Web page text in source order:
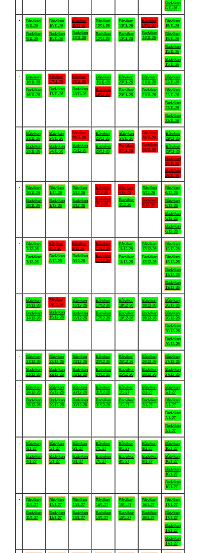
Badviken
8/11-26
Båtviken
9/11-26
Badviken
9/11-26
Båtviken
10/11-26
Badviken
10/11-26
Båtviken
11/11-26
Badviken
11/11-26
Båtviken
12/11-26
Badviken
12/11-26
Båtviken
13/11-26
Badviken
13/11-26
Båtviken
14/11-26
Badviken
14/11-26
Båtviken
15/11-26
Båtviken
15/11-26
Badviken
15/11-26
Badviken
15/11-26
Båtviken
16/11-26
Badviken
16/11-26
Båtviken
17/11-26
Badviken
17/11-26
Båtviken
18/11-26
Badviken
18/11-26
Båtviken
19/11-26
Badviken
19/11-26
Båtviken
20/11-26
Badviken
20/11-26
Båtviken
21/11-26
Badviken
21/11-26
Båtviken
22/11-26
Båtviken
22/11-26
Badviken
22/11-26
Badviken
22/11-26
Båtviken
23/11-26
Badviken
23/11-26
Båtviken
24/11-26
Badviken
24/11-26
Båtviken
25/11-26
Badviken
25/11-26
Båtviken
26/11-26
Badviken
26/11-26
Båtviken
27/11-26
Badviken
27/11-26
Båtviken
28/11-26
Badviken
28/11-26
Båtviken
29/11-26
Båtviken
29/11-26
Badviken
29/11-26
Badviken
29/11-26
Båtviken
30/11-26
Badviken
30/11-26
Båtviken
1/12-26
Badviken
1/12-26
Båtviken
2/12-26
Badviken
2/12-26
Båtviken
3/12-26
Badviken
3/12-26
Båtviken
4/12-26
Badviken
4/12-26
Båtviken
5/12-26
Badviken
5/12-26
Båtviken
6/12-26
Båtviken
6/12-26
Badviken
6/12-26
Badviken
6/12-26
Båtviken
7/12-26
Badviken
7/12-26
Båtviken
8/12-26
Badviken
8/12-26
Båtviken
9/12-26
Badviken
9/12-26
Båtviken
10/12-26
Badviken
10/12-26
Båtviken
11/12-26
Badviken
11/12-26
Båtviken
12/12-26
Badviken
12/12-26
Båtviken
13/12-26
Båtviken
13/12-26
Badviken
13/12-26
Badviken
13/12-26
Båtviken
14/12-26
Badviken
14/12-26
Båtviken
15/12-26
Badviken
15/12-26
Båtviken
16/12-26
Badviken
16/12-26
Båtviken
17/12-26
Badviken
17/12-26
Båtviken
18/12-26
Badviken
18/12-26
Båtviken
19/12-26
Badviken
19/12-26
Båtviken
20/12-26
Båtviken
20/12-26
Badviken
20/12-26
Badviken
20/12-26
Båtviken
21/12-26
Badviken
21/12-26
Båtviken
22/12-26
Badviken
22/12-26
Båtviken
23/12-26
Badviken
23/12-26
Båtviken
24/12-26
Badviken
24/12-26
Båtviken
25/12-26
Badviken
25/12-26
Båtviken
26/12-26
Badviken
26/12-26
Båtviken
27/12-26
Badviken
27/12-26
Båtviken
28/12-26
Badviken
28/12-26
Båtviken
29/12-26
Badviken
29/12-26
Båtviken
30/12-26
Badviken
30/12-26
Båtviken
31/12-26
Badviken
31/12-26
Båtviken
1/1-27
Badviken
1/1-27
Båtviken
2/1-27
Badviken
2/1-27
Båtviken
3/1-27
Båtviken
3/1-27
Badviken
3/1-27
Badviken
3/1-27
Båtviken
4/1-27
Badviken
4/1-27
Båtviken
5/1-27
Badviken
5/1-27
Båtviken
6/1-27
Badviken
6/1-27
Båtviken
7/1-27
Badviken
7/1-27
Båtviken
8/1-27
Badviken
8/1-27
Båtviken
9/1-27
Badviken
9/1-27
Båtviken
10/1-27
Båtviken
10/1-27
Badviken
10/1-27
Badviken
10/1-27
Båtviken
11/1-27
Badviken
11/1-27
Båtviken
12/1-27
Badviken
12/1-27
Båtviken
13/1-27
Badviken
13/1-27
Båtviken
14/1-27
Badviken
14/1-27
Båtviken
15/1-27
Badviken
15/1-27
Båtviken
16/1-27
Badviken
16/1-27
Båtviken
17/1-27
Båtviken
17/1-27
Badviken
17/1-27
Badviken
17/1-27